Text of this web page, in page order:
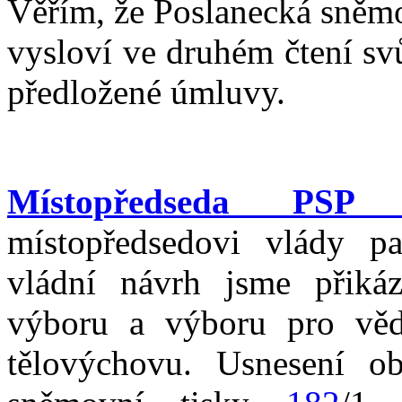
Věřím, že Poslanecká
vysloví ve druhém čtení
předložené úmluvy.
Místopředseda
místopředsedovi vlády
vládní návrh jsme
výboru a výboru pro
tělovýchovu. Usnesení